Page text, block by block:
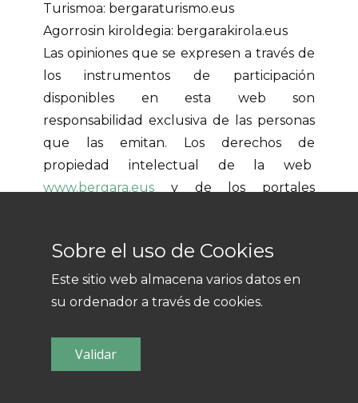
Turismoa: bergaraturismo.eus
Agorrosin kiroldegia: bergarakirola.eus
Las opiniones que se expresen a través de
los instrumentos de participación
disponibles en esta web son
responsabilidad exclusiva de las personas
que las emitan. Los derechos de
propiedad intelectual de la web
www.bergara.eus y de los portales
contenidos, son titularidad del
Ayuntamiento de Bergara y sus
contenidos están bajo la protección de la
Sobre el uso de Cookies
Este sitio web almacena varios datos en
su ordenador a través de cookies.
Validar